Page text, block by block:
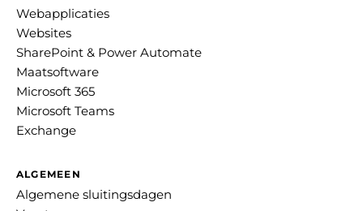
Webapplicaties
Websites
SharePoint & Power Automate
Maatsoftware
Microsoft 365
Microsoft Teams
Exchange
ALGEMEEN
Algemene sluitingsdagen